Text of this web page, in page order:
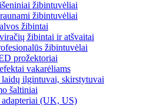
žibintuvėliai
žibintuvėliai
žibintai
žibintai ir atšvaitai
žibintuvėlai
prožektoriai
vakarėliams
laidų ilgintuvai, skirstytuvai
šaltiniai
adapteriai (UK, US)